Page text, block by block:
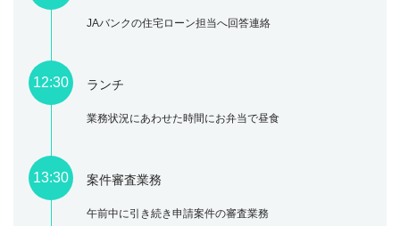
JAバンクの住宅ローン担当へ回答連絡
12:30 ランチ
業務状況にあわせた時間にお弁当で昼食
13:30 案件審査業務
午前中に引き続き申請案件の審査業務